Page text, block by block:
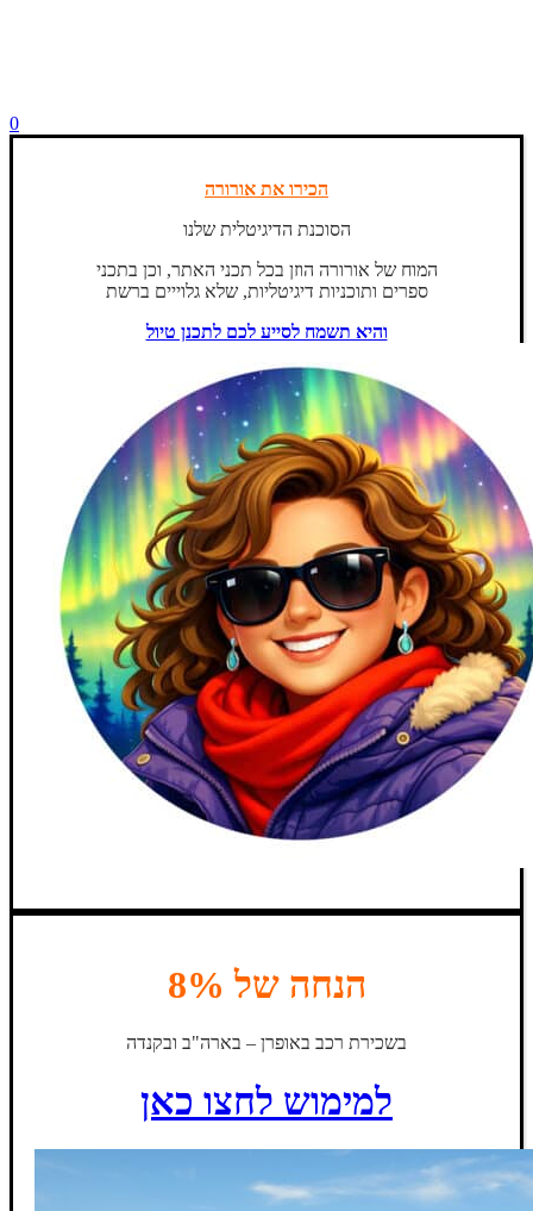
0
הכירו את אורורה
הסוכנת הדיגיטלית שלנו
המוח של אורורה הוזן בכל תכני האתר, וכן בתכני
ספרים ותוכניות דיגיטליות, שלא גלוייים ברשת
והיא תשמח לסייע לכם לתכנן טיול
הנחה של 8%
בשכירת רכב באופרן – בארה"ב ובקנדה
למימוש לחצו כאן